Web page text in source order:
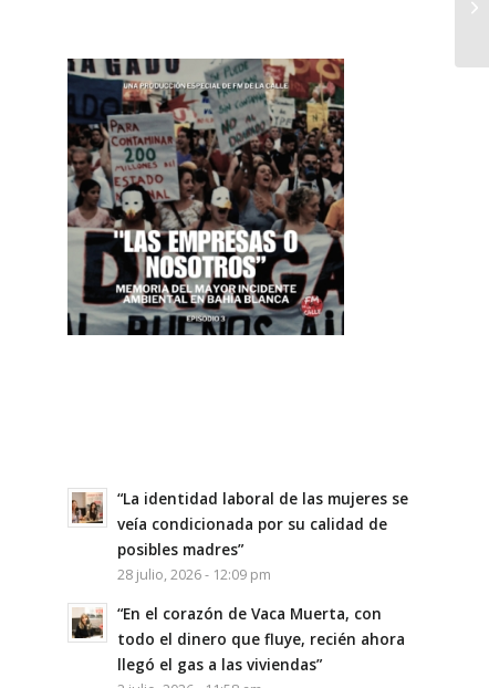
“La identidad laboral de las mujeres se
veía condicionada por su calidad de
posibles madres”
28 julio, 2026 - 12:09 pm
“En el corazón de Vaca Muerta, con
todo el dinero que fluye, recién ahora
llegó el gas a las viviendas”